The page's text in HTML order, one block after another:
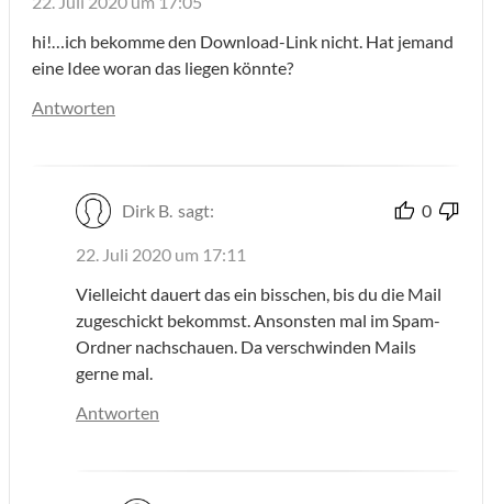
hi!…ich bekomme den Download-Link nicht. Hat jemand
eine Idee woran das liegen könnte?
Antworten
Dirk B. sagt: 0
22. Juli 2020 um 17:11
Vielleicht dauert das ein bisschen, bis du die Mail
zugeschickt bekommst. Ansonsten mal im Spam-
Ordner nachschauen. Da verschwinden Mails
gerne mal.
Antworten